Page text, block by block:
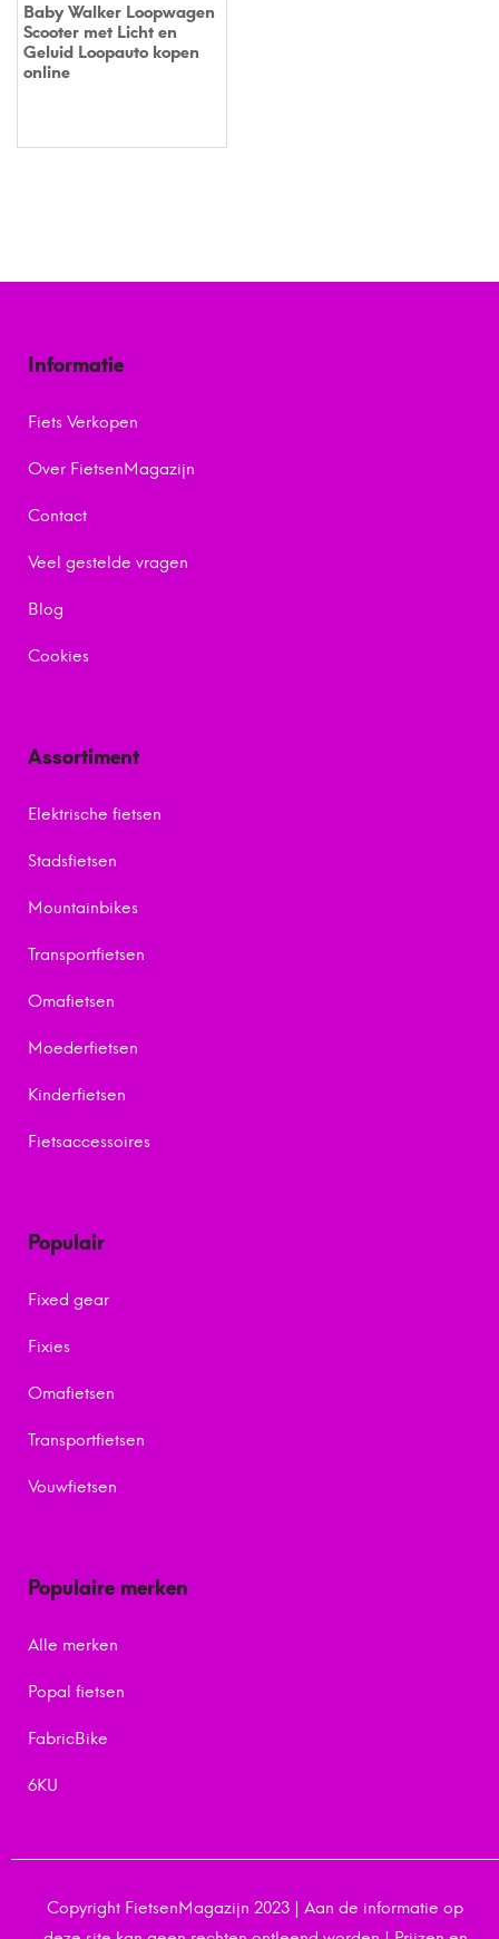
Baby Walker Loopwagen
Scooter met Licht en
Geluid Loopauto kopen
online
Informatie
Fiets Verkopen
Over FietsenMagazijn
Contact
Veel gestelde vragen
Blog
Cookies
Assortiment
Elektrische fietsen
Stadsfietsen
Mountainbikes
Transportfietsen
Omafietsen
Moederfietsen
Kinderfietsen
Fietsaccessoires
Populair
Fixed gear
Fixies
Omafietsen
Transportfietsen
Vouwfietsen
Populaire merken
Alle merken
Popal fietsen
FabricBike
6KU
Copyright FietsenMagazijn 2023 | Aan de informatie op